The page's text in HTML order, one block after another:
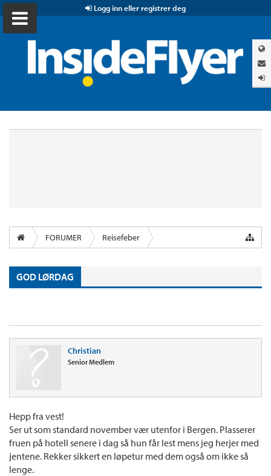
Logg inn eller registrer deg
FORUMER
Reisefeber
GOD LØRDAG
Christian
Senior Medlem
Hepp fra vest!
Ser ut som standard november vær utenfor i Bergen. Plasserer
fruen på hotell senere i dag så hun får lest mens jeg herjer med
jentene. Rekker sikkert en løpetur med dem også om ikke så
lenge.